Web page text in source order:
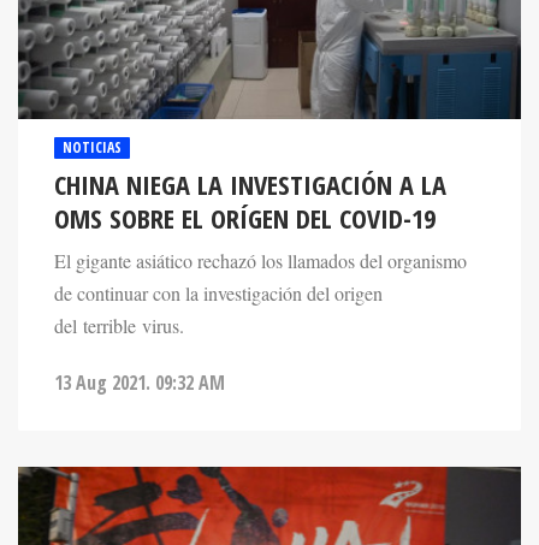
NOTICIAS
CHINA NIEGA LA INVESTIGACIÓN A LA
OMS SOBRE EL ORÍGEN DEL COVID-19
El gigante asiático rechazó los llamados del organismo
de continuar con la investigación del origen
del terrible virus.
13 Aug 2021. 09:32 AM